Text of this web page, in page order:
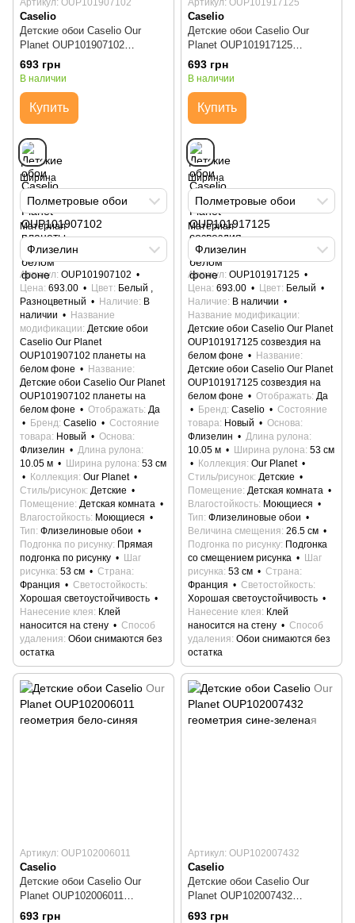
Артикул: OUP101907102
Caselio
Детские обои Caselio Our
Planet OUP101907102
планеты на белом фоне
693 грн
В наличии
Купить
Ширина
Полметровые обои
Материал
Флизелин
Артикул OUP101907102
Цена 693.00 Цвет
Белый ,
Разноцветный
Наличие
В
наличии
Название
модификации Детские обои
Caselio Our Planet
OUP101907102 планеты на
белом фоне
Название
Детские обои Caselio Our Planet
OUP101907102 планеты на
белом фоне
Отображать Да
Бренд Caselio
Состояние
товара Новый
Основа
Флизелин
Длина рулона
10.05 м
Ширина рулона 53 см
Коллекция Our Planet
Стиль/рисунок Детские
Помещение Детская комната
Влагостойкость Моющиеся
Тип Флизелиновые обои
Подгонка по рисунку Прямая
подгонка по рисунку
Шаг
рисунка 53 см
Страна
Франция
Светостойкость
Хорошая светоустойчивость
Нанесение клея
Клей
наносится на стену
Способ
удаления Обои снимаются без
остатка
Артикул: OUP101917125
Caselio
Детские обои Caselio Our
Planet OUP101917125
созвездия на белом фоне
693 грн
В наличии
Купить
Ширина
Полметровые обои
Материал
Флизелин
Артикул OUP101917125
Цена 693.00 Цвет
Белый
Наличие
В наличии
Название модификации
Детские обои Caselio Our Planet
OUP101917125 созвездия на
белом фоне
Название
Детские обои Caselio Our Planet
OUP101917125 созвездия на
белом фоне
Отображать Да
Бренд Caselio
Состояние
товара Новый
Основа
Флизелин
Длина рулона
10.05 м
Ширина рулона 53 см
Коллекция Our Planet
Стиль/рисунок Детские
Помещение Детская комната
Влагостойкость Моющиеся
Тип Флизелиновые обои
Величина смещения 26.5 см
Подгонка по рисунку Подгонка
со смещением рисунка
Шаг
рисунка 53 см
Страна
Франция
Светостойкость
Хорошая светоустойчивость
Нанесение клея
Клей
наносится на стену
Способ
удаления Обои снимаются без
остатка
Артикул: OUP102006011
Caselio
Детские обои Caselio Our
Planet OUP102006011
геометрия бело-синяя
693 грн
Артикул: OUP102007432
Caselio
Детские обои Caselio Our
Planet OUP102007432
геометрия сине-зеленая
693 грн